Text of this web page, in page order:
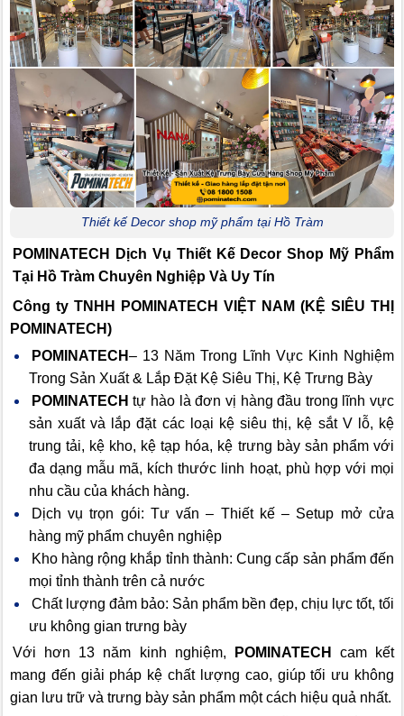
Thiết kế Decor shop mỹ phẩm tại Hồ Tràm
POMINATECH Dịch Vụ Thiết Kế Decor Shop Mỹ Phẩm
Tại Hồ Tràm Chuyên Nghiệp Và Uy Tín
Công ty TNHH POMINATECH VIỆT NAM (KỆ SIÊU THỊ
POMINATECH)
POMINATECH– 13 Năm Trong Lĩnh Vực Kinh Nghiệm
Trong Sản Xuất & Lắp Đặt Kệ Siêu Thị, Kệ Trưng Bày
POMINATECHtự hào là đơn vị hàng đầu trong lĩnh vực
sản xuất và lắp đặt các loại kệ siêu thị, kệ sắt V lỗ, kệ
trung tải, kệ kho, kệ tạp hóa, kệ trưng bày sản phẩm với
đa dạng mẫu mã, kích thước linh hoạt, phù hợp với mọi
nhu cầu của khách hàng.
Dịch vụ trọn gói: Tư vấn – Thiết kế – Setup mở cửa
hàng mỹ phẩm chuyên nghiệp
Kho hàng rộng khắp tỉnh thành: Cung cấp sản phẩm đến
mọi tỉnh thành trên cả nước
Chất lượng đảm bảo: Sản phẩm bền đẹp, chịu lực tốt, tối
ưu không gian trưng bày
Với hơn 13 năm kinh nghiệm,
POMINATECH
cam kết
mang đến giải pháp kệ chất lượng cao, giúp tối ưu không
gian lưu trữ và trưng bày sản phẩm một cách hiệu quả nhất.